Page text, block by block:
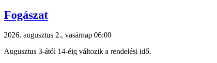
Fogászat
2026. augusztus 2., vasárnap 06:00
Augusztus 3-ától 14-éig változik a rendelési idő.